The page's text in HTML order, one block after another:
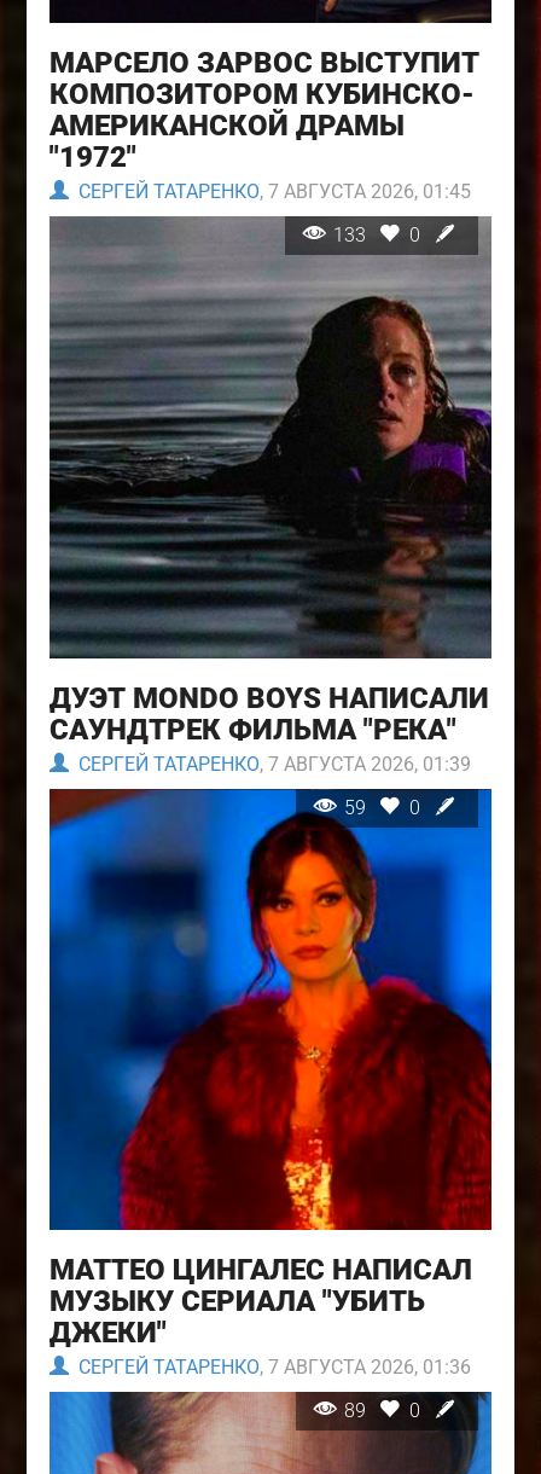
МАРСЕЛО ЗАРВОС ВЫСТУПИТ
КОМПОЗИТОРОМ КУБИНСКО-
АМЕРИКАНСКОЙ ДРАМЫ
"1972"
СЕРГЕЙ ТАТАРЕНКО, 7 АВГУСТА 2026, 01:45
133 0
ДУЭТ MONDO BOYS НАПИСАЛИ
САУНДТРЕК ФИЛЬМА "РЕКА"
СЕРГЕЙ ТАТАРЕНКО, 7 АВГУСТА 2026, 01:39
59 0
МАТТЕО ЦИНГАЛЕС НАПИСАЛ
МУЗЫКУ СЕРИАЛА "УБИТЬ
ДЖЕКИ"
СЕРГЕЙ ТАТАРЕНКО, 7 АВГУСТА 2026, 01:36
89 0